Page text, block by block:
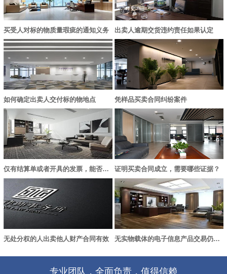
买受人对标的物质量瑕疵的通知义务 出卖人逾期交货违约责任如果认定
如何确定出卖人交付标的物地点 凭样品买卖合同纠纷案件
仅有结算单或者开具的发票，能否认定买卖合同成立？ 证明买卖合同成立，需要哪些证据？
无处分权的人出卖他人财产合同有效 无实物载体的电子信息产品交易仍适用《合同法》中买卖合同的规定
专业团队，全面负责，值得信赖